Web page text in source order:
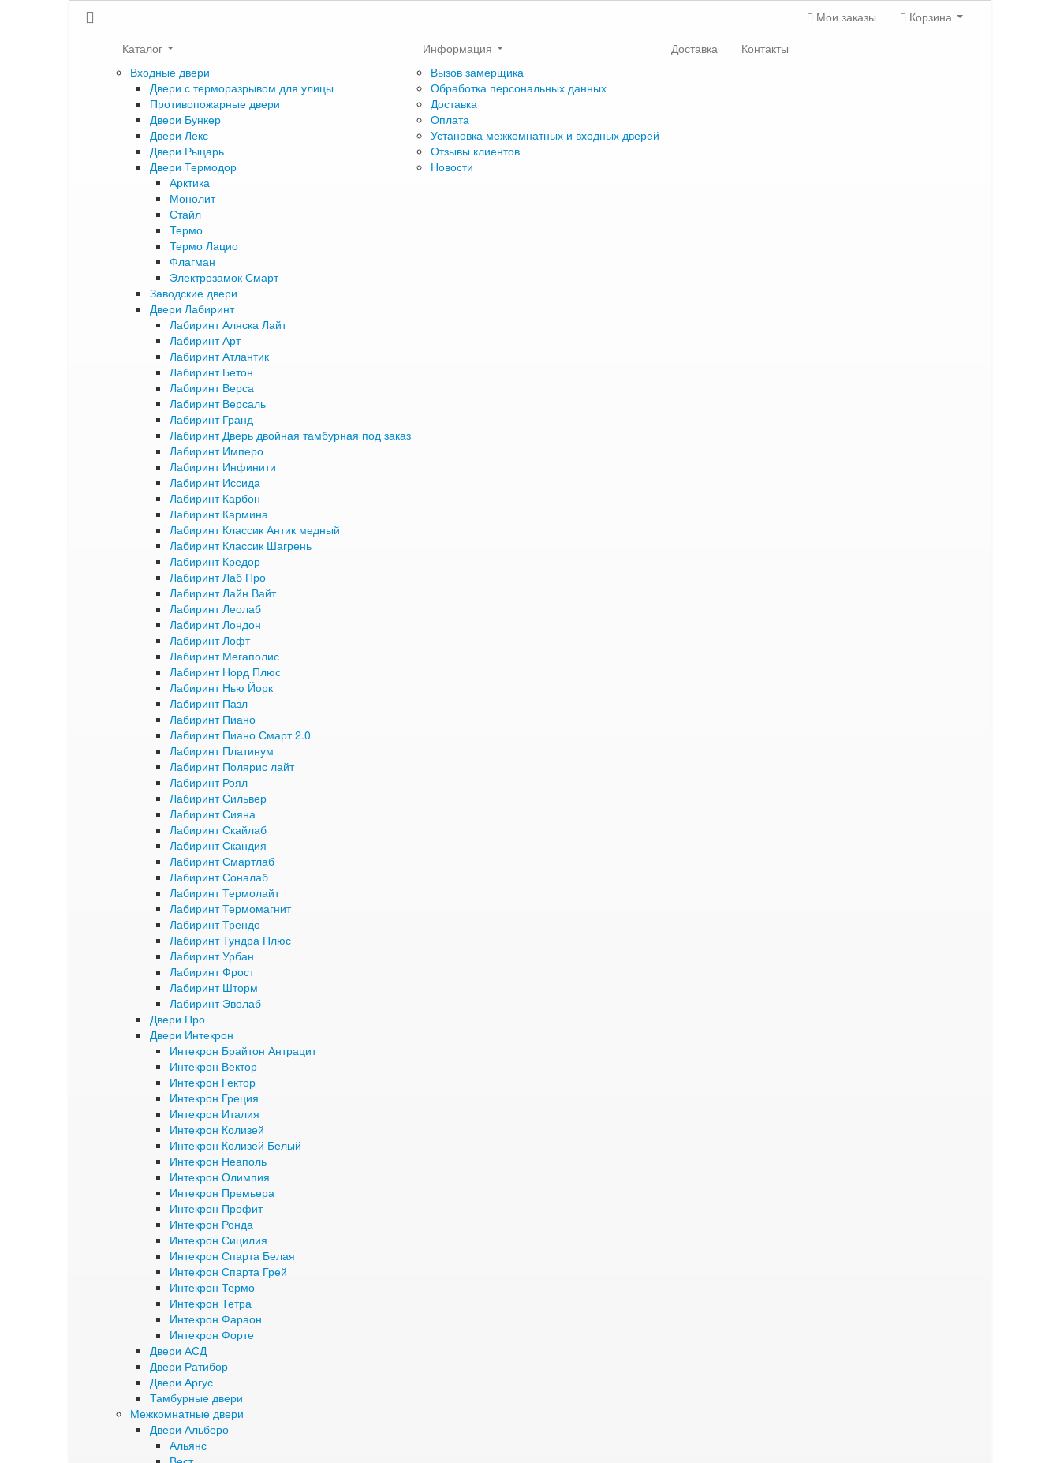
Мои заказы
Корзина
Каталог
Входные двери
Двери с терморазрывом для улицы
Противопожарные двери
Двери Бункер
Двери Лекс
Двери Рыцарь
Двери Термодор
Арктика
Монолит
Стайл
Термо
Термо Лацио
Флагман
Электрозамок Смарт
Заводские двери
Двери Лабиринт
Лабиринт Аляска Лайт
Лабиринт Арт
Лабиринт Атлантик
Лабиринт Бетон
Лабиринт Верса
Лабиринт Версаль
Лабиринт Гранд
Лабиринт Дверь двойная тамбурная под заказ
Лабиринт Имперо
Лабиринт Инфинити
Лабиринт Иссида
Лабиринт Карбон
Лабиринт Кармина
Лабиринт Классик Антик медный
Лабиринт Классик Шагрень
Лабиринт Кредор
Лабиринт Лаб Про
Лабиринт Лайн Вайт
Лабиринт Леолаб
Лабиринт Лондон
Лабиринт Лофт
Лабиринт Мегаполис
Лабиринт Норд Плюс
Лабиринт Нью Йорк
Лабиринт Пазл
Лабиринт Пиано
Лабиринт Пиано Смарт 2.0
Лабиринт Платинум
Лабиринт Полярис лайт
Лабиринт Роял
Лабиринт Сильвер
Лабиринт Сияна
Лабиринт Скайлаб
Лабиринт Скандия
Лабиринт Смартлаб
Лабиринт Соналаб
Лабиринт Термолайт
Лабиринт Термомагнит
Лабиринт Трендо
Лабиринт Тундра Плюс
Лабиринт Урбан
Лабиринт Фрост
Лабиринт Шторм
Лабиринт Эволаб
Двери Про
Двери Интекрон
Интекрон Брайтон Антрацит
Интекрон Вектор
Интекрон Гектор
Интекрон Греция
Интекрон Италия
Интекрон Колизей
Интекрон Колизей Белый
Интекрон Неаполь
Интекрон Олимпия
Интекрон Премьера
Интекрон Профит
Интекрон Ронда
Интекрон Сицилия
Интекрон Спарта Белая
Интекрон Спарта Грей
Интекрон Термо
Интекрон Тетра
Интекрон Фараон
Интекрон Форте
Двери АСД
Двери Ратибор
Двери Аргус
Тамбурные двери
Межкомнатные двери
Двери Альберо
Альянс
Информация
Вызов замерщика
Обработка персональных данных
Доставка
Оплата
Установка межкомнатных и входных дверей
Отзывы клиентов
Новости
Доставка Контакты